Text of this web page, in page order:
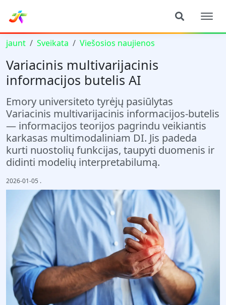
jaunt Sveikata Viešosios naujienos
Variacinis multivarijacinis
informacijos butelis AI
Emory universiteto tyrėjų pasiūlytas
Variacinis multivarijacinis informacijos-butelis
— informacijos teorijos pagrindu veikiantis
karkasas multimodaliniam DI. Jis padeda
kurti nuostolių funkcijas, taupyti duomenis ir
didinti modelių interpretabilumą.
2026-01-05 .